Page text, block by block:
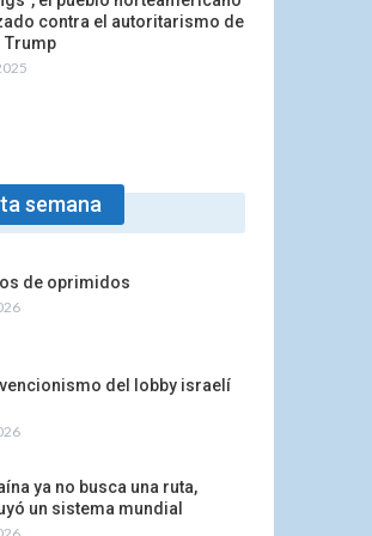
contra el autoritarismo de
Trump
semana
de oprimidos
del lobby israelí
ya no busca una ruta,
un sistema mundial